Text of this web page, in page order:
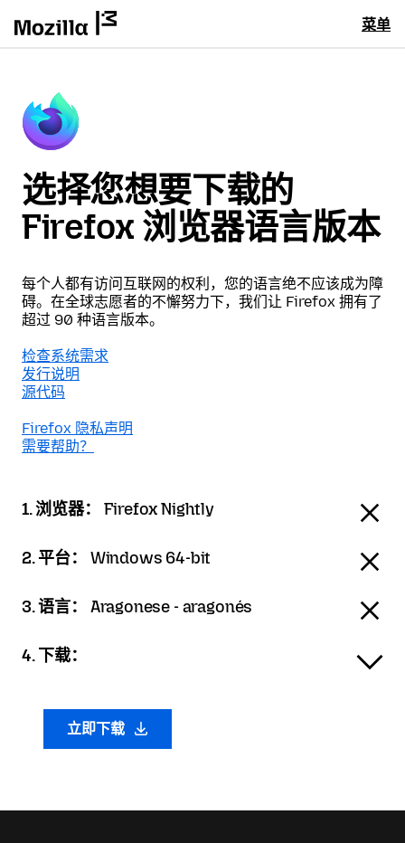
菜单
选择您想要下载的
Firefox 浏览器语言版本
每个人都有访问互联网的权利，您的语言绝不应该成为障
碍。在全球志愿者的不懈努力下，我们让 Firefox 拥有了
超过 90 种语言版本。
检查系统需求
发行说明
源代码
Firefox 隐私声明
需要帮助？
1. 浏览器： Firefox Nightly
2. 平台： Windows 64-bit
3. 语言： Aragonese - aragonés
4. 下载：
立即下载